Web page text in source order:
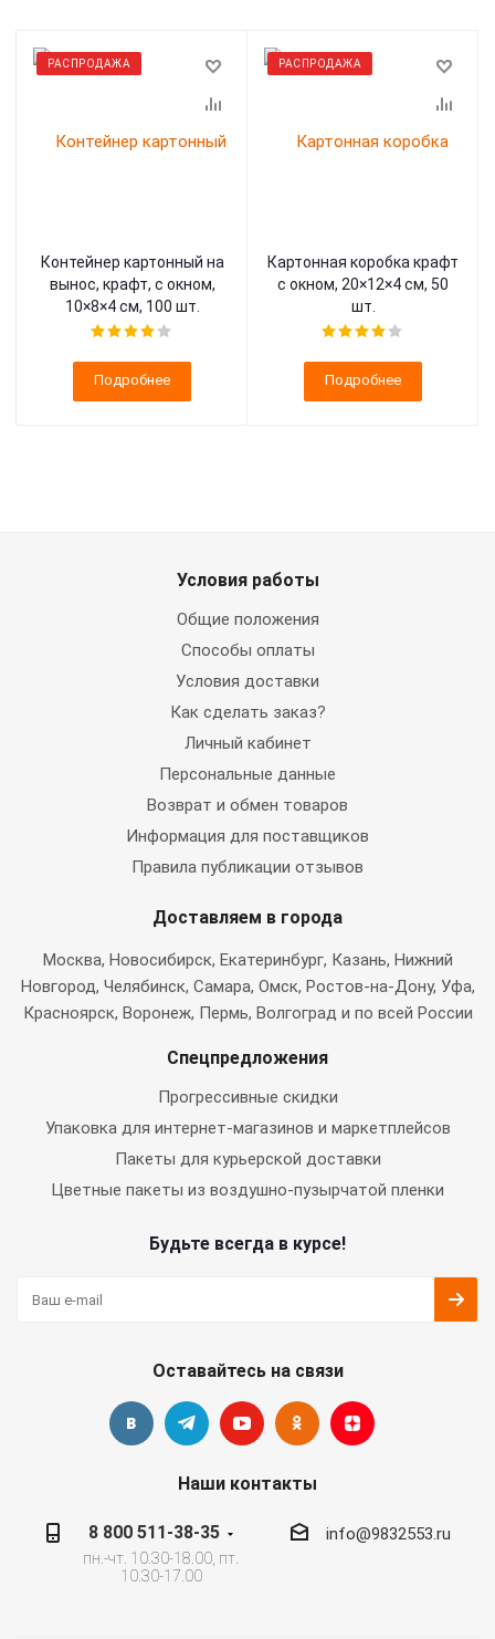
РАСПРОДАЖА
Контейнер картонный на
вынос, крафт, с окном,
10×8×4 см, 100 шт.
Подробнее
РАСПРОДАЖА
Картонная коробка крафт
с окном, 20×12×4 см, 50
шт.
Подробнее
Условия работы
Общие положения
Способы оплаты
Условия доставки
Как сделать заказ?
Личный кабинет
Персональные данные
Возврат и обмен товаров
Информация для поставщиков
Правила публикации отзывов
Доставляем в города
Москва, Новосибирск, Екатеринбург, Казань, Нижний
Новгород, Челябинск, Самара, Омск, Ростов-на-Дону, Уфа,
Красноярск, Воронеж, Пермь, Волгоград и по всей России
Спецпредложения
Прогрессивные скидки
Упаковка для интернет-магазинов и маркетплейсов
Пакеты для курьерской доставки
Цветные пакеты из воздушно-пузырчатой пленки
Будьте всегда в курсе!
Оставайтесь на связи
Наши контакты
8 800 511-38-35
пн.-чт. 10.30-18.00, пт.
10.30-17.00
info@9832553.ru